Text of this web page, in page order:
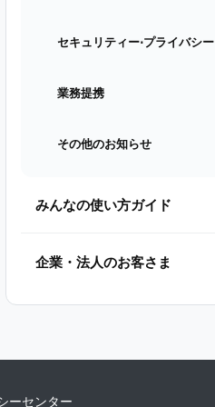
セキュリティー⋅プライバシー
業務提携
その他のお知らせ
みんなの使い方ガイド
企業・法人のお客さま
ーセンター